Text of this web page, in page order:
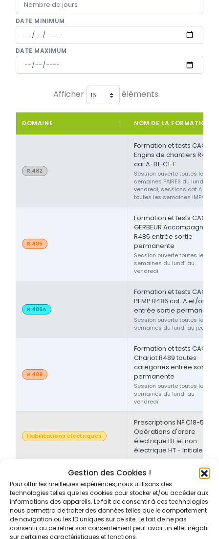
Gestion des Cookies !
Pour offrir les meilleures expériences, nous utilisons des
technologies telles que les cookies pour stocker et/ou accéder aux
informations des appareils. Le fait de consentir à ces technologies
nous permettra de traiter des données telles que le comportement
de navigation ou les ID uniques sur ce site. Le fait de ne pas
consentir ou de retirer son consentement peut avoir un effet négatif
sur certaines caractéristiques et fonctions.
DATE MINIMUM
DATE MAXIMUM
Afficher éléments
DOMAINE NOM DE LA FORMATION
R.482
Formation et tests CACES®
Engins de chantiers R482
cat A-B1-C1-F
Session ouverte toutes les
semaines PAIRES du lundi au
vendredi, sessions cat A ou F
toutes les semaines IMPAIRES
R.485
Formation et tests CACES®
GERBEUR Accompagnant
R485 entrée sortie
permanente
Session ouverte toutes les
semaines du lundi au
vendredi
R.486A
Formation et tests CACES®
PEMP R486 cat. A et/ou B
entrée sortie permanente
Session ouverte toutes les
semaines du lundi au jeudi
R.489
Formation et tests CACES®
Chariot R489 toutes
catégories entrée sortie
permanente
Session ouverte toutes les
semaines du lundi au
vendredi
Habilitations électriques
Prescriptions NF C18-510 -
Opérations d'ordre
électrique BT et non
électrique HT - Initiale
Habilitations électriques
Prescriptions NF C18-510 -
Opérations d'ordre non-
électrique BT et/ou HT -
Initiale/Recyclage
Prescriptions NF C18-510 -
Opérations d'ordre non-